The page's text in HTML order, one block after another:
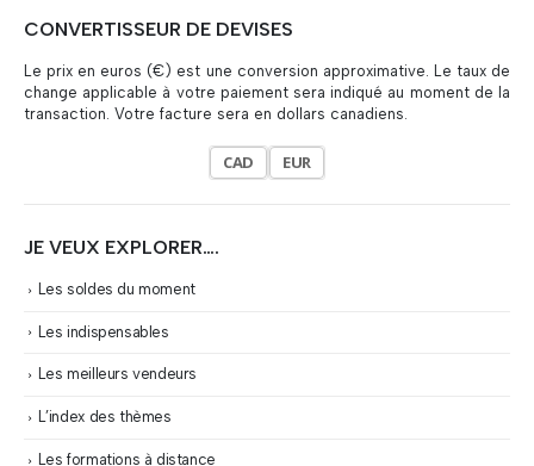
CONVERTISSEUR DE DEVISES
Le prix en euros (€) est une conversion approximative. Le taux de
change applicable à votre paiement sera indiqué au moment de la
transaction. Votre facture sera en dollars canadiens.
CAD EUR
JE VEUX EXPLORER….
Les soldes du moment
Les indispensables
Les meilleurs vendeurs
L’index des thèmes
Les formations à distance